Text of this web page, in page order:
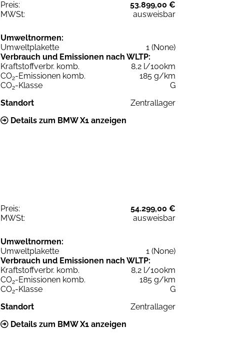
Preis:
53.899,00 €
MWSt:
ausweisbar
Umweltnormen:
Umweltplakette
1 (None)
Verbrauch und Emissionen nach WLTP:
Kraftstoffverbr. komb.
8,2 l/100km
CO2-Emissionen komb.
185 g/km
CO2-Klasse
G
Standort
Zentrallager
Details zum BMW X1 anzeigen
Preis:
54.299,00 €
MWSt:
ausweisbar
Umweltnormen:
Umweltplakette
1 (None)
Verbrauch und Emissionen nach WLTP:
Kraftstoffverbr. komb.
8,2 l/100km
CO2-Emissionen komb.
185 g/km
CO2-Klasse
G
Standort
Zentrallager
Details zum BMW X1 anzeigen